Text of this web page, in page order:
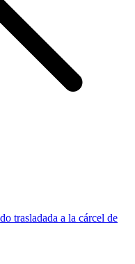
trasladada a la cárcel de